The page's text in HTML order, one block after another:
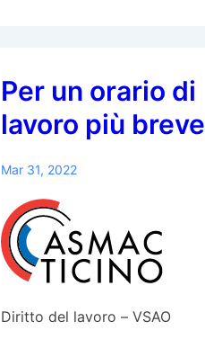
Per un orario di
lavoro più breve
Mar 31, 2022
Diritto del lavoro – VSAO